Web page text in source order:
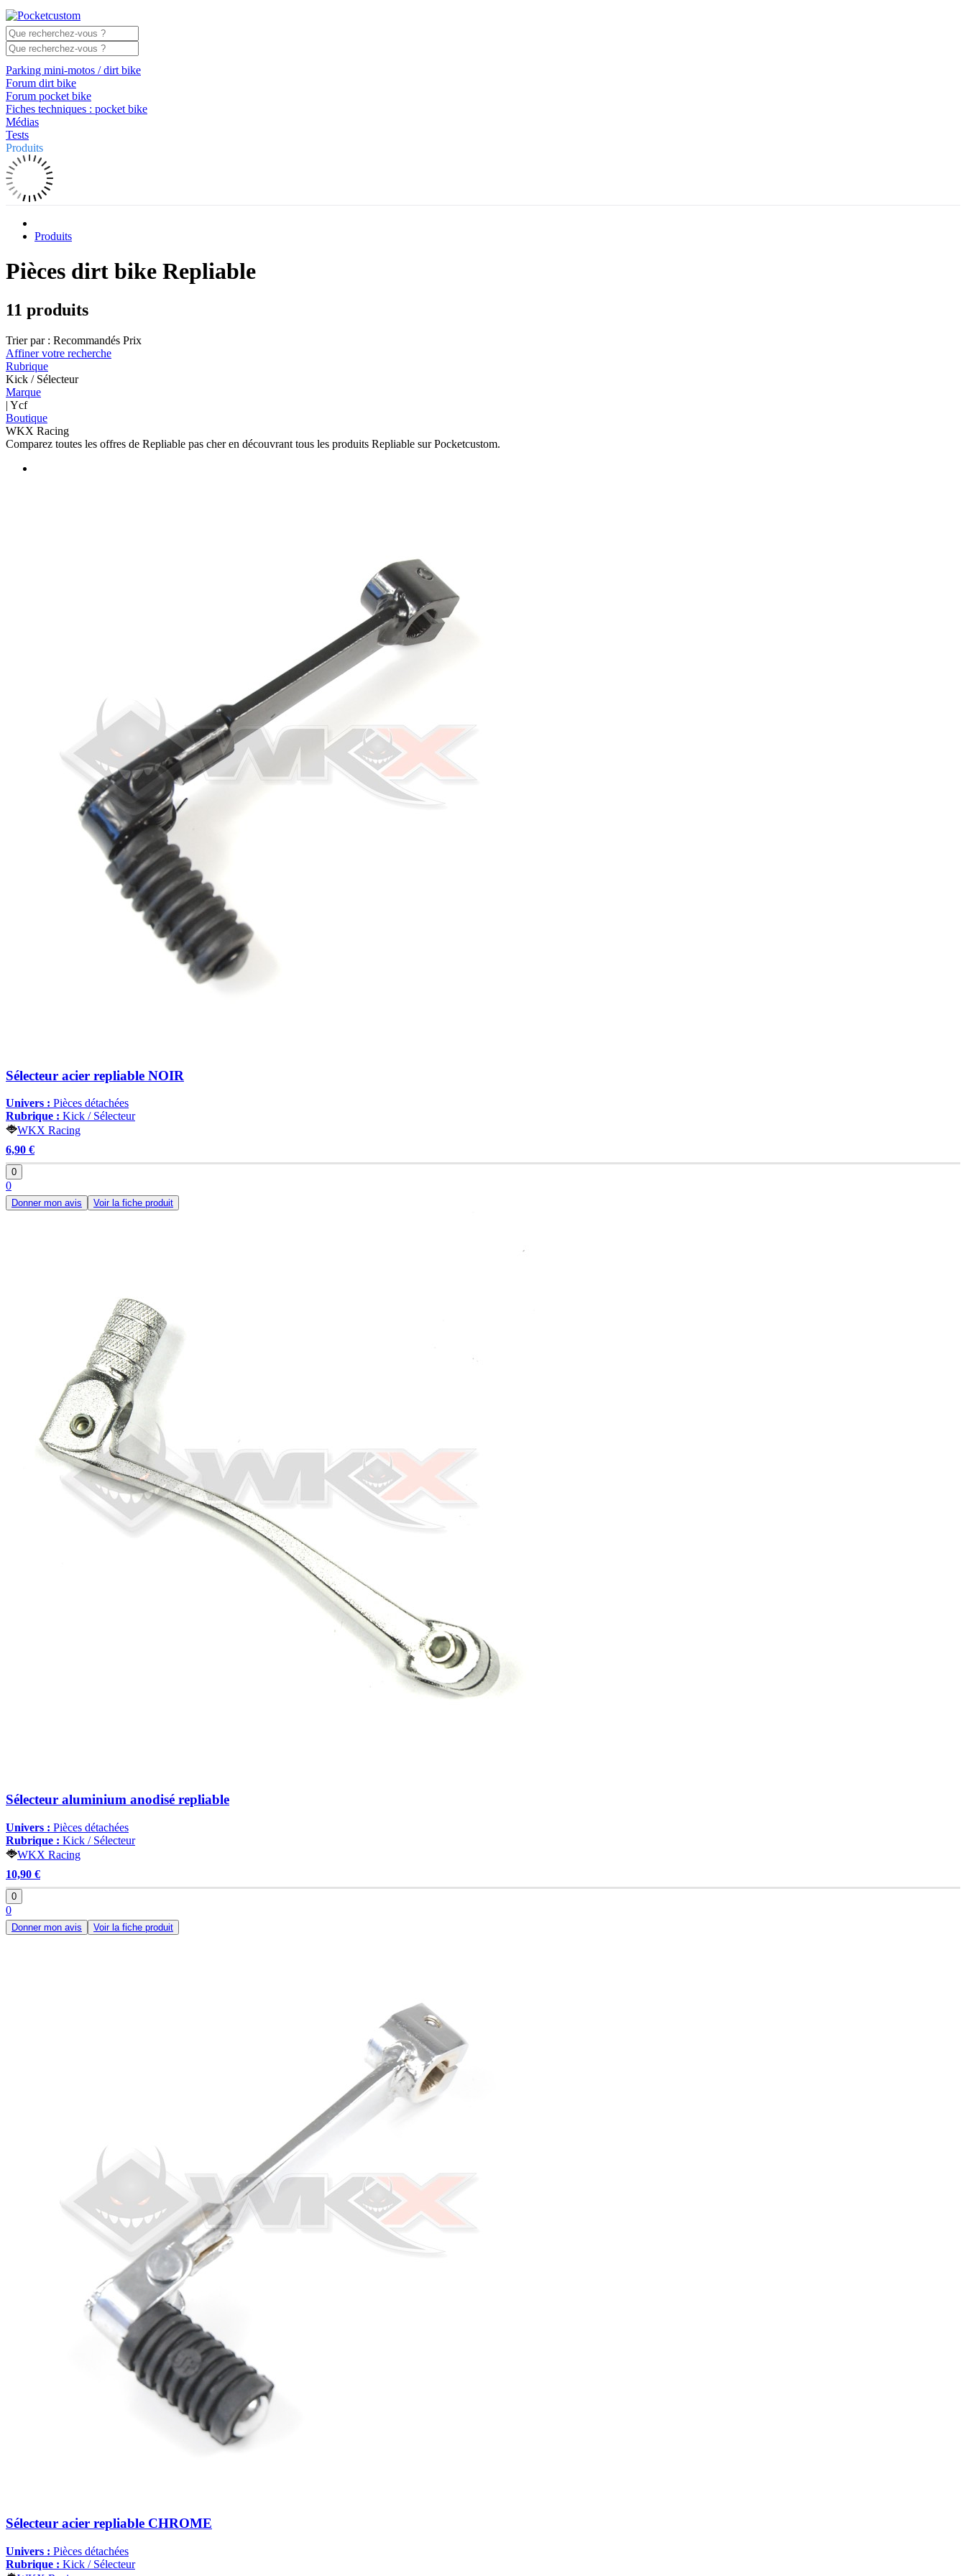
Parking mini-motos / dirt bike
Forum dirt bike
Forum pocket bike
Fiches techniques : pocket bike
Médias
Tests
Produits
Produits
Pièces dirt bike Repliable
11 produits
Trier par : Recommandés Prix
Affiner votre recherche
Rubrique
Kick / Sélecteur
Marque
| Ycf
Boutique
WKX Racing
Comparez toutes les offres de Repliable pas cher en découvrant tous les produits Repliable sur Pocketcustom.
Sélecteur acier repliable NOIR
Univers : Pièces détachées
Rubrique : Kick / Sélecteur
WKX Racing
6,90 €
0
0
Donner mon avis Voir la fiche produit
Sélecteur aluminium anodisé repliable
Univers : Pièces détachées
Rubrique : Kick / Sélecteur
WKX Racing
10,90 €
0
0
Donner mon avis Voir la fiche produit
Sélecteur acier repliable CHROME
Univers : Pièces détachées
Rubrique : Kick / Sélecteur